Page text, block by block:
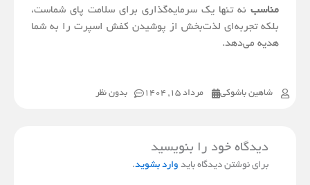
مناسب نه تنها یک سرمایه‌گذاری برای سلامت پای شماست،
بلکه تجربه‌ای لذت‌بخش از پوشیدن کفش اسپرت را به شما
هدیه می‌دهد.
شاهین باشوکی مرداد 15, 1404 بدون نظر
دیدگاه‌ خود را بنویسید
برای نوشتن دیدگاه باید وارد بشوید.